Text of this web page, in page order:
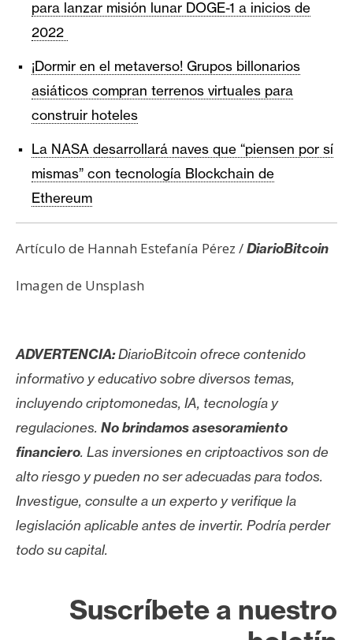
para lanzar misión lunar DOGE-1 a inicios de
2022
¡Dormir en el metaverso! Grupos billonarios
asiáticos compran terrenos virtuales para
construir hoteles
La NASA desarrollará naves que “piensen por sí
mismas” con tecnología Blockchain de
Ethereum
Artículo de Hannah Estefanía Pérez /DiarioBitcoin
Imagen de Unsplash
ADVERTENCIA:DiarioBitcoin ofrece contenido
informativo y educativo sobre diversos temas,
incluyendo criptomonedas, IA, tecnología y
regulaciones. No brindamos asesoramiento
financiero. Las inversiones en criptoactivos son de
alto riesgo y pueden no ser adecuadas para todos.
Investigue, consulte a un experto y verifique la
legislación aplicable antes de invertir. Podría perder
todo su capital.
Suscríbete a nuestro